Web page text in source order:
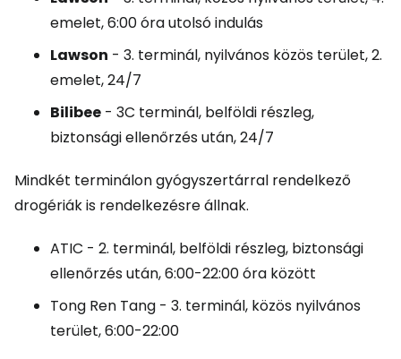
emelet, 6:00 óra utolsó indulás
Lawson - 3. terminál, nyilvános közös terület, 2.
emelet, 24/7
Bilibee - 3C terminál, belföldi részleg,
biztonsági ellenőrzés után, 24/7
Mindkét terminálon gyógyszertárral rendelkező
drogériák is rendelkezésre állnak.
ATIC - 2. terminál, belföldi részleg, biztonsági
ellenőrzés után, 6:00-22:00 óra között
Tong Ren Tang - 3. terminál, közös nyilvános
terület, 6:00-22:00